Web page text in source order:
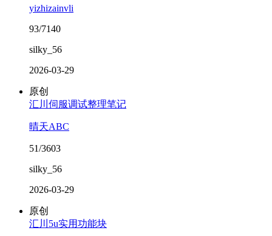
yizhizainvli
93/7140
silky_56
2026-03-29
原创
汇川伺服调试整理笔记
晴天ABC
51/3603
silky_56
2026-03-29
原创
汇川5u实用功能块